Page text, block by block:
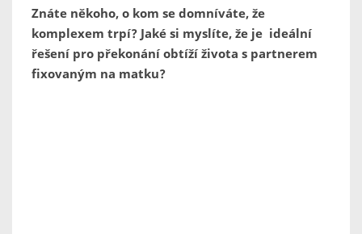
Znáte někoho, o kom se domníváte, že
komplexem trpí? Jaké si myslíte, že je ideální
řešení pro překonání obtíží života s partnerem
fixovaným na matku?